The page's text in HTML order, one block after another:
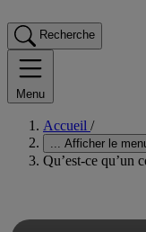
Recherche
Menu
Accueil /
Afficher le
Qu’est-ce qu’un